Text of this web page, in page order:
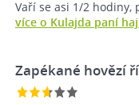
Vaří se asi 1/2
více o Kulajda paní
Zapékané hovězí